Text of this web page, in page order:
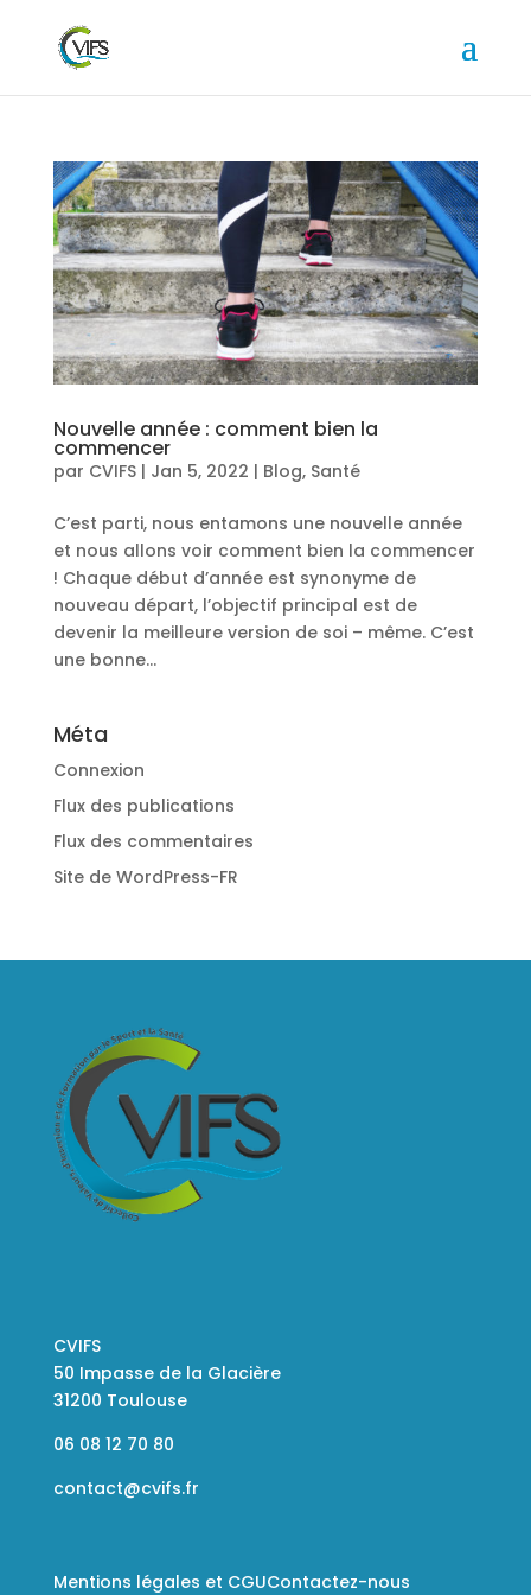
Nouvelle année : comment bien la
commencer
par CVIFS| Jan 5, 2022 | Blog, Santé
C’est parti, nous entamons une nouvelle année
et nous allons voir comment bien la commencer
! Chaque début d’année est synonyme de
nouveau départ, l’objectif principal est de
devenir la meilleure version de soi – même. C’est
une bonne...
Méta
Connexion
Flux des publications
Flux des commentaires
Site de WordPress-FR
CVIFS
50 Impasse de la Glacière
31200 Toulouse
06 08 12 70 80
contact@cvifs.fr
Mentions légales et CGUContactez-nous